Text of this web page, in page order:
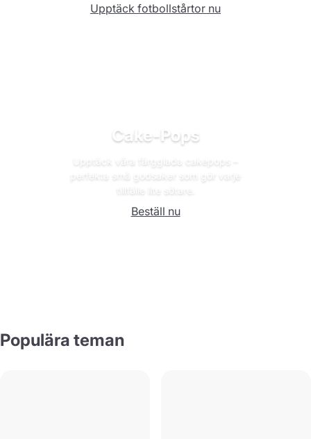
Upptäck fotbollstårtor nu
Cake-Pops
Upptäck våra färgglada cakepops –
perfekta små godsaker som gör varje
Beställ nu
Populära teman